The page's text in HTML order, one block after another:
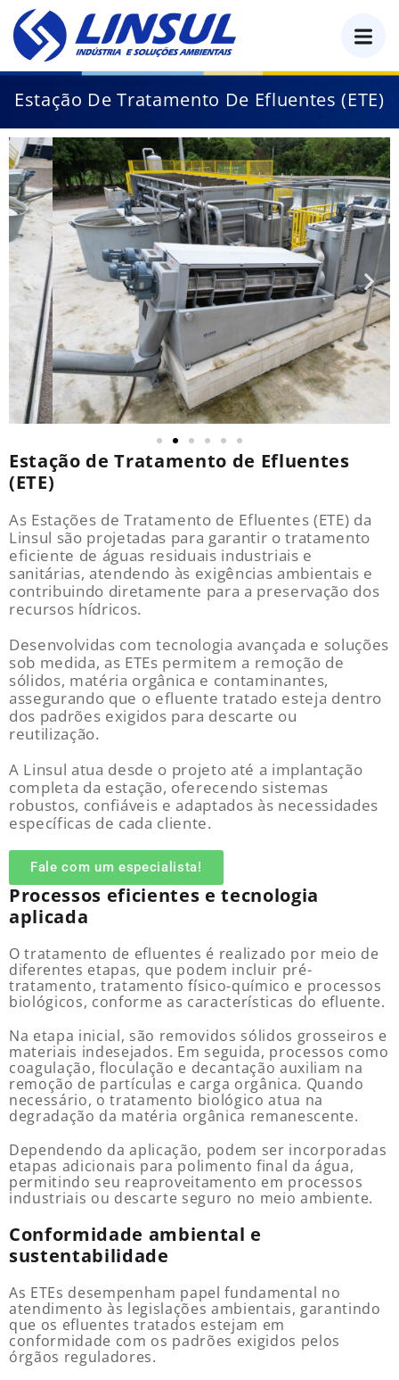
conteúdo
Estação De Tratamento De Efluentes (ETE)
Estação de Tratamento de Efluentes
(ETE)
As Estações de Tratamento de Efluentes (ETE) da
Linsul são projetadas para garantir o tratamento
eficiente de águas residuais industriais e
sanitárias, atendendo às exigências ambientais e
contribuindo diretamente para a preservação dos
recursos hídricos.
Desenvolvidas com tecnologia avançada e soluções
sob medida, as ETEs permitem a remoção de
sólidos, matéria orgânica e contaminantes,
assegurando que o efluente tratado esteja dentro
dos padrões exigidos para descarte ou
reutilização.
A Linsul atua desde o projeto até a implantação
completa da estação, oferecendo sistemas
robustos, confiáveis e adaptados às necessidades
específicas de cada cliente.
Fale com um especialista!
Processos eficientes e tecnologia
aplicada
O tratamento de efluentes é realizado por meio de
diferentes etapas, que podem incluir pré-
tratamento, tratamento físico-químico e processos
biológicos, conforme as características do efluente.
Na etapa inicial, são removidos sólidos grosseiros e
materiais indesejados. Em seguida, processos como
coagulação, floculação e decantação auxiliam na
remoção de partículas e carga orgânica. Quando
necessário, o tratamento biológico atua na
degradação da matéria orgânica remanescente.
Dependendo da aplicação, podem ser incorporadas
etapas adicionais para polimento final da água,
permitindo seu reaproveitamento em processos
industriais ou descarte seguro no meio ambiente.
Conformidade ambiental e
sustentabilidade
As ETEs desempenham papel fundamental no
atendimento às legislações ambientais, garantindo
que os efluentes tratados estejam em
conformidade com os padrões exigidos pelos
órgãos reguladores.